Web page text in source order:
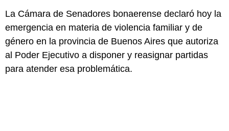
La Cámara de Senadores bonaerense declaró hoy la
emergencia en materia de violencia familiar y de
género en la provincia de Buenos Aires que autoriza
al Poder Ejecutivo a disponer y reasignar partidas
para atender esa problemática.